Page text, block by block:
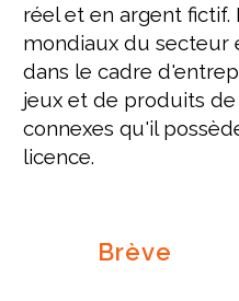
réel et en argent
mondiaux du secteur
dans le cadre
jeux et de produits
connexes qu'il
licence.
Brève